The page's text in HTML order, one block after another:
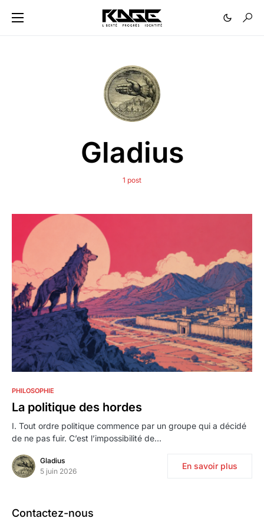
Gladius
1 post
PHILOSOPHIE
La politique des hordes
I. Tout ordre politique commence par un groupe qui a décidé
de ne pas fuir. C’est l’impossibilité de…
Gladius
5 juin 2026
En savoir plus
Contactez-nous